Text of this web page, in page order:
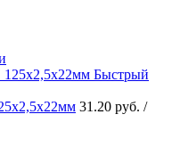
Быстрый
31.20 руб. /